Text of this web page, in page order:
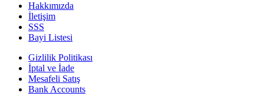
Hakkımızda
İletişim
SSS
Bayi Listesi
Gizlilik Politikası
İptal ve İade
Mesafeli Satış
Bank Accounts